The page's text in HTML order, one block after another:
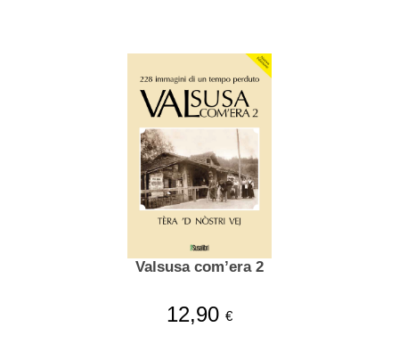
Valsusa com’era 2
12,90 €